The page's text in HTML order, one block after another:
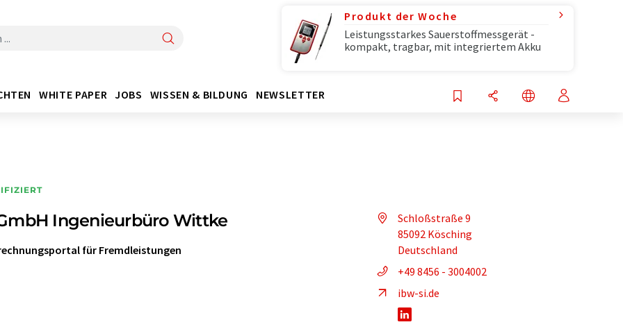
Produkt der Woche
Leistungsstarkes Sauerstoffmessgerät -
kompakt, tragbar, mit integriertem Akku
WHITE PAPER JOBS WISSEN & BILDUNG NEWSLETTER
Ingenieurbüro Wittke
für Fremdleistungen
Schloßstraße 9
85092 Kösching
Deutschland
+49 8456 - 3004002
ibw-si.de